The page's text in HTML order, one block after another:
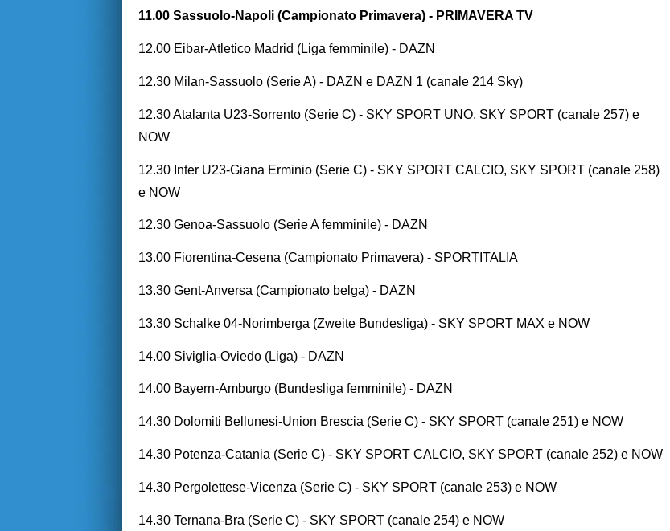
11.00 Sassuolo-Napoli (Campionato Primavera) - PRIMAVERA TV
12.00 Eibar-Atletico Madrid (Liga femminile) - DAZN
12.30 Milan-Sassuolo (Serie A) - DAZN e DAZN 1 (canale 214 Sky)
12.30 Atalanta U23-Sorrento (Serie C) - SKY SPORT UNO, SKY SPORT (canale 257) e
NOW
12.30 Inter U23-Giana Erminio (Serie C) - SKY SPORT CALCIO, SKY SPORT (canale 258)
e NOW
12.30 Genoa-Sassuolo (Serie A femminile) - DAZN
13.00 Fiorentina-Cesena (Campionato Primavera) - SPORTITALIA
13.30 Gent-Anversa (Campionato belga) - DAZN
13.30 Schalke 04-Norimberga (Zweite Bundesliga) - SKY SPORT MAX e NOW
14.00 Siviglia-Oviedo (Liga) - DAZN
14.00 Bayern-Amburgo (Bundesliga femminile) - DAZN
14.30 Dolomiti Bellunesi-Union Brescia (Serie C) - SKY SPORT (canale 251) e NOW
14.30 Potenza-Catania (Serie C) - SKY SPORT CALCIO, SKY SPORT (canale 252) e NOW
14.30 Pergolettese-Vicenza (Serie C) - SKY SPORT (canale 253) e NOW
14.30 Ternana-Bra (Serie C) - SKY SPORT (canale 254) e NOW